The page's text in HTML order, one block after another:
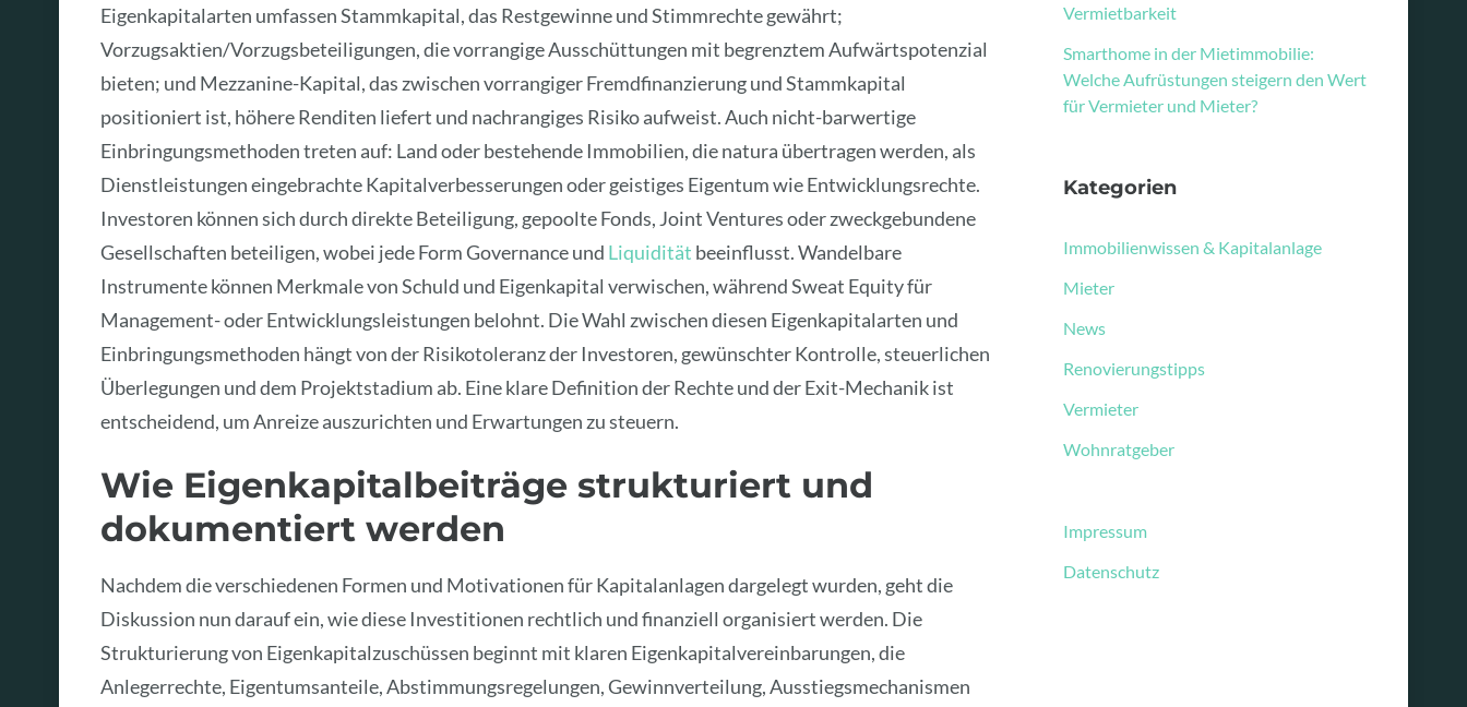
Eigenkapitalarten umfassen Stammkapital, das Restgewinne und Stimmrechte gewährt;
Vorzugsaktien/Vorzugsbeteiligungen, die vorrangige Ausschüttungen mit begrenztem Aufwärtspotenzial
bieten; und Mezzanine-Kapital, das zwischen vorrangiger Fremdfinanzierung und Stammkapital
positioniert ist, höhere Renditen liefert und nachrangiges Risiko aufweist. Auch nicht-barwertige
Einbringungsmethoden treten auf: Land oder bestehende Immobilien, die natura übertragen werden, als
Dienstleistungen eingebrachte Kapitalverbesserungen oder geistiges Eigentum wie Entwicklungsrechte.
Investoren können sich durch direkte Beteiligung, gepoolte Fonds, Joint Ventures oder zweckgebundene
Gesellschaften beteiligen, wobei jede Form Governance und Liquidität beeinflusst. Wandelbare
Instrumente können Merkmale von Schuld und Eigenkapital verwischen, während Sweat Equity für
Management- oder Entwicklungsleistungen belohnt. Die Wahl zwischen diesen Eigenkapitalarten und
Einbringungsmethoden hängt von der Risikotoleranz der Investoren, gewünschter Kontrolle, steuerlichen
Überlegungen und dem Projektstadium ab. Eine klare Definition der Rechte und der Exit-Mechanik ist
entscheidend, um Anreize auszurichten und Erwartungen zu steuern.
Wie Eigenkapitalbeiträge strukturiert und
dokumentiert werden
Nachdem die verschiedenen Formen und Motivationen für Kapitalanlagen dargelegt wurden, geht die
Diskussion nun darauf ein, wie diese Investitionen rechtlich und finanziell organisiert werden. Die
Strukturierung von Eigenkapitalzuschüssen beginnt mit klaren Eigenkapitalvereinbarungen, die
Anlegerrechte, Eigentumsanteile, Abstimmungsregelungen, Gewinnverteilung, Ausstiegsmechanismen
Vermietbarkeit
Smarthome in der Mietimmobilie:
Welche Aufrüstungen steigern den Wert
für Vermieter und Mieter?
Kategorien
Immobilienwissen & Kapitalanlage
Mieter
News
Renovierungstipps
Vermieter
Wohnratgeber
Impressum
Datenschutz